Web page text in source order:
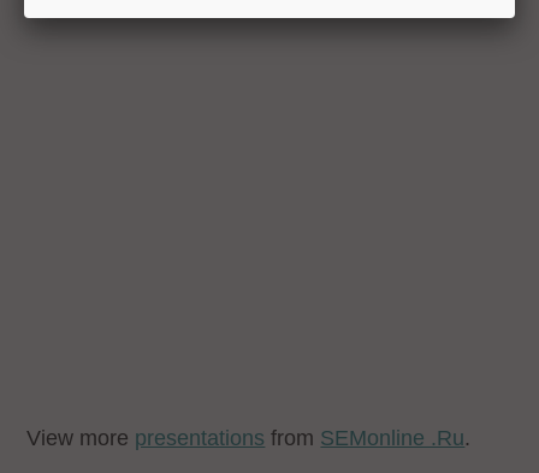
View more presentations from SEMonline .Ru.